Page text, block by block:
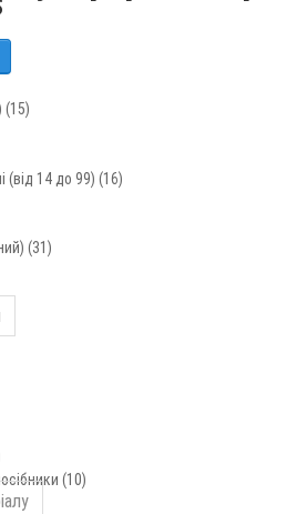
(15)
14 до 99) (16)
(31)
(10)